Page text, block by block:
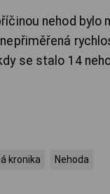
nehod bylo
se stalo 14
kronika Nehoda